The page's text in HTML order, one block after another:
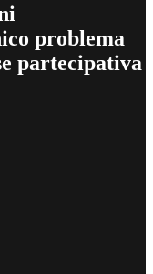
problema
partecipativa